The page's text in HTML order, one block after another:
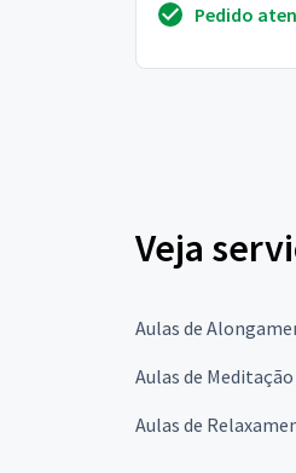
estou faz...
Pedido
Veja
Aulas de
Aulas de
Aulas de